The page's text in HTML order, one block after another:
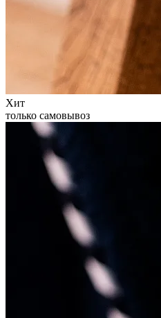
Хит
только самовывоз